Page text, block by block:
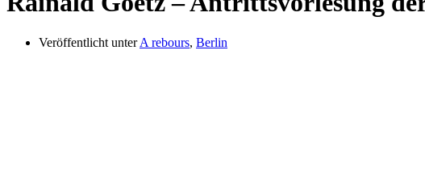
Veröffentlicht unterA rebours, Berlin